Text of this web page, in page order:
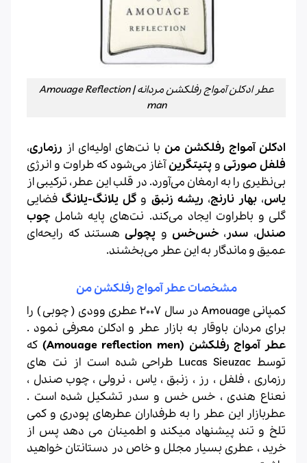
عطر ادکلن آمواج رفلکشن مردانه | Amouage Reflection
man
ادکلن آمواج رفلکشن من با نت‌های اولیه‌ای از رزماری،
فلفل صورتی و پتیتگرینآغاز می‌شود که طراوت و انرژی
بی‌نظیری را به ارمغان می‌آورد. در قلب این عطر، ترکیبی از
یاس،بهار نارنج، ریشه زنبق و گل یلانگ-یلانگفضایی
گلی و باطراوت ایجاد می‌کند. نت‌های پایه شامل چوب
صندل، سدر، خس‌خس و پچولیهستند که رایحه‌ای
عمیق و ماندگار به این عطر می‌بخشند.
مشخصات عطر آمواج رفلکشن من
کمپانی Amouage در سال 2007 عطری وودی ( چوبی ) را
برای مردان باوقار به بازار عطر و ادکلن معرفی نمود .
عطر آمواج رفلکشن (Amouage reflection men)
که
توسط Lucas Sieuzac طراحی شده است از نت های
رزماری ، فلفل ، رز ، زنبق ، یاس ، نرولی ، چوب صندل ،
نعناع هندی ، خس خس و سدر تشکیل شده است .
عطربازار این عطر را به طرفداران عطرهای پودری و کمی
تلخ و تند پیشنهاد میکند و اطمینان می دهد پس از
خرید ، عطری بسیار مجلل و خاص در دستانتان خواهید